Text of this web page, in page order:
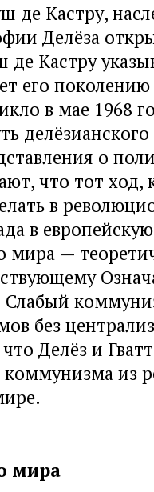
де Кастру,
Делёза
Кастру
его
в мае 1968
о
что тот ход,
в
в
мира —
без
Делёз и
коммунизма из
мира